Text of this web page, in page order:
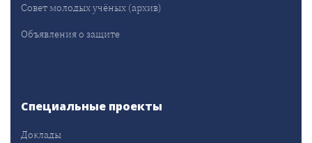
Совет молодых учёных (архив)
Объявления о защите
Специальные проекты
Доклады